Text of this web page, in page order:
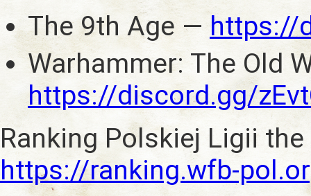
The 9th Age —https://
Warhammer: The Old
https://discord.gg/
Ranking Polskiej Ligii
https://ranking.wfb-